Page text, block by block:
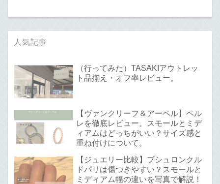
人気記事
（行ってみた）TASAKIアウトレッ
ト品揃え・オフ率レビュー。
【ヴァンクリーフ＆アーペル】ペル
レを徹底レビュー。スモールとミデ
ィアムはどっちがいい？サイズ感と
重ね付けについて。
【ジュエリー比較】ブシュロンクル
ドパリは傷つきやすい？スモールと
ミディアム幅の違いを写真で解説！